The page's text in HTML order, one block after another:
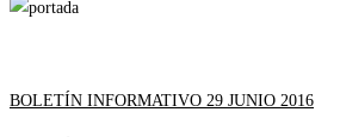
BOLETÍN INFORMATIVO 29 JUNIO 2016